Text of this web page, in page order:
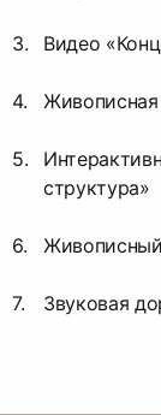
Видео
Живописная
структура»
Звуковая